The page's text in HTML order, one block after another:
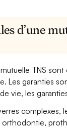
d’une
TNS
Les garanties
vie, les
complexes,
orthodontie,